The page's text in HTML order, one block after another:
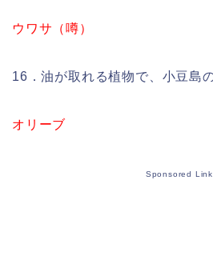
ウワサ（噂）
16．油が取れる植物で、小豆島
オリーブ
Sponsored Link